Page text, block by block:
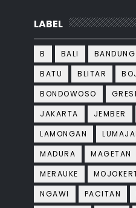
LABEL
B BALI BANDUNG
BATU
BLITAR
BONDOWOSO
JAKARTA
JEMBER
LAMONGAN
MADURA
MAGETAN
MERAUKE
NGAWI
PACITAN